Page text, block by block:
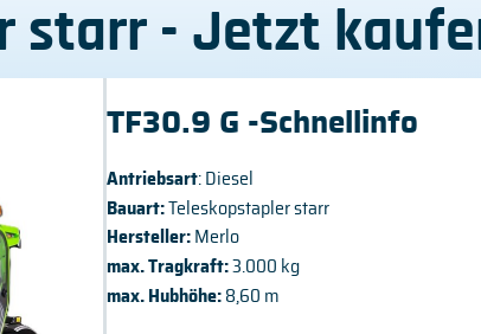
starr - Jetzt
TF30.9 G -Schnellinfo
Antriebsart: Diesel
Bauart:Teleskopstapler starr
Hersteller: Merlo
max. Tragkraft:3.000 kg
max. Hubhöhe: 8,60 m